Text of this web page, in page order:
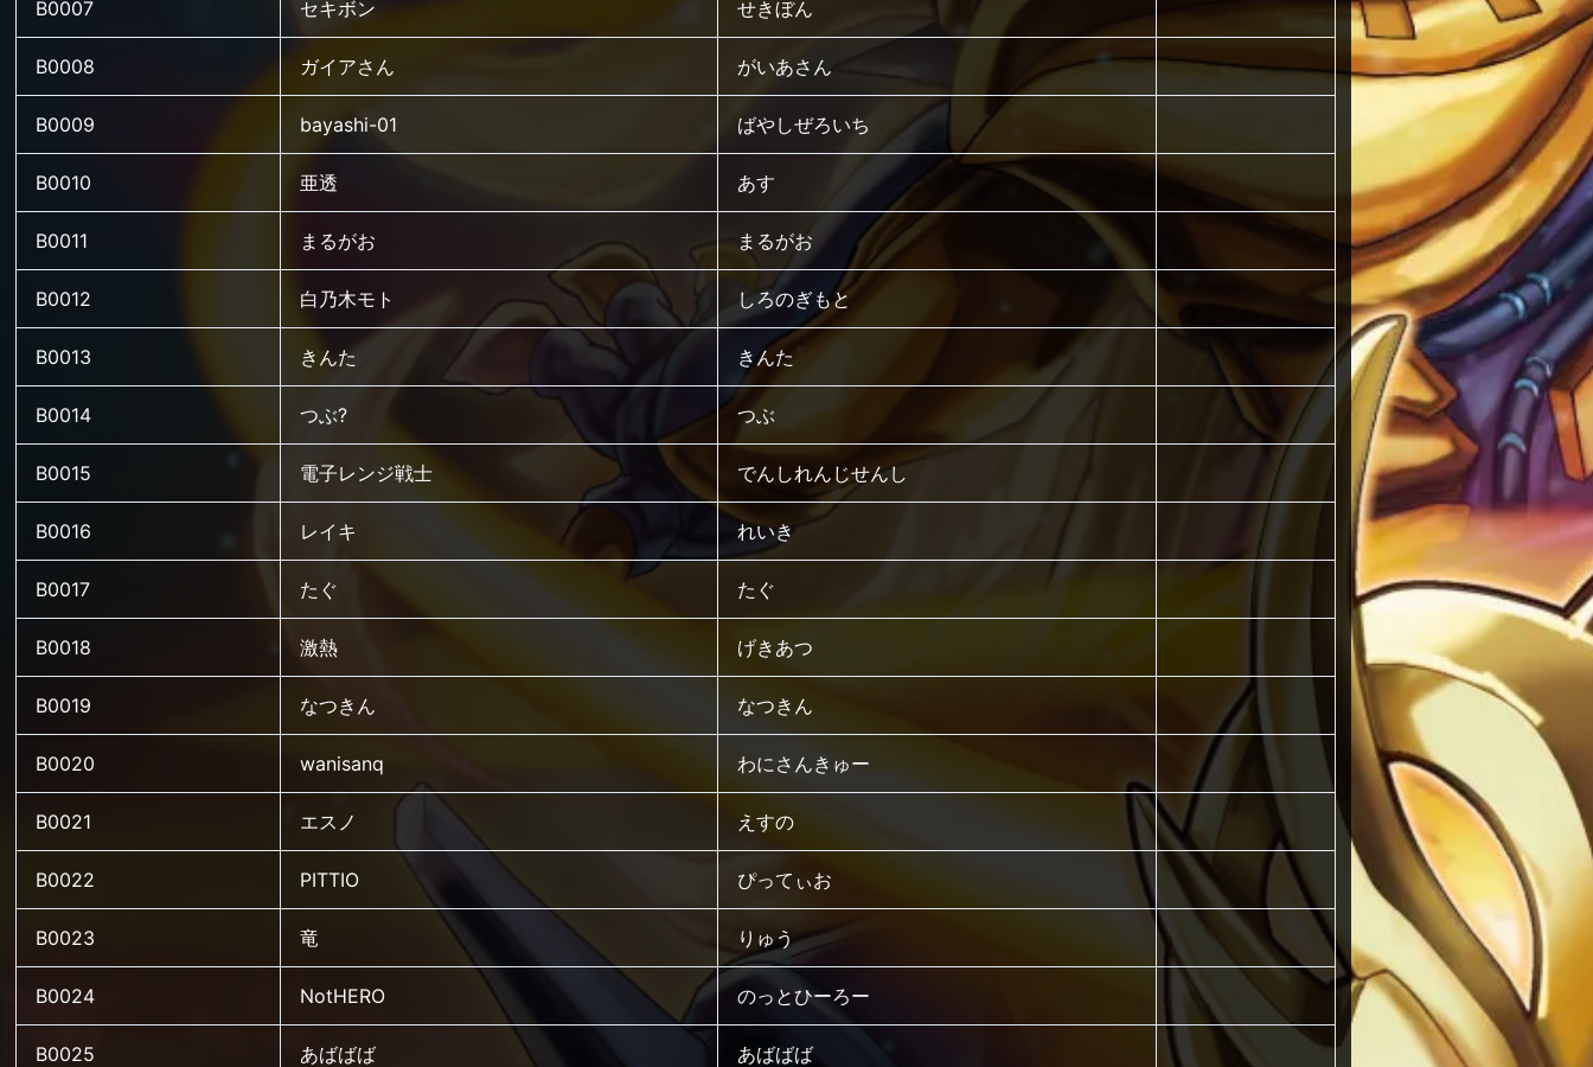
B0007 セキボン せきぼん
B0008 ガイアさん がいあさん
B0009 bayashi-01 ばやしぜろいち
B0010 亜透 あす
B0011 まるがお まるがお
B0012 白乃木モト しろのぎもと
B0013 きんた きんた
B0014 つぶ? つぶ
B0015 電子レンジ戦士 でんしれんじせんし
B0016 レイキ れいき
B0017 たぐ たぐ
B0018 激熱 げきあつ
B0019 なつきん なつきん
B0020 wanisanq わにさんきゅー
B0021 エスノ えすの
B0022 PITTIO ぴってぃお
B0023 竜 りゅう
B0024 NotHERO のっとひーろー
B0025 あばばば あばばば